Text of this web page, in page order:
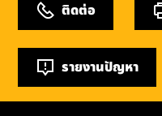
ติดต่อ
รายงานปัญหา